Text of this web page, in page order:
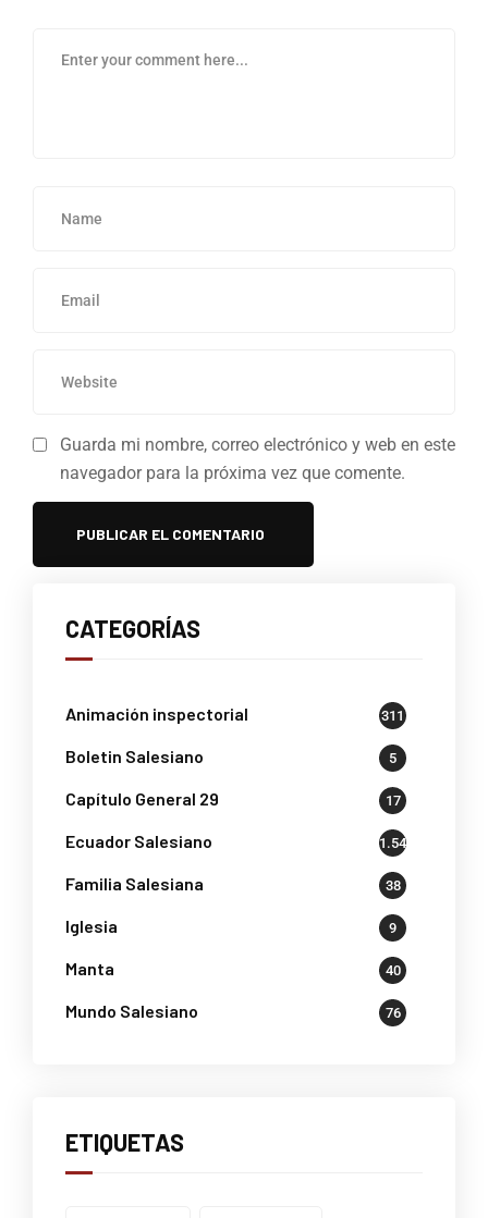
Guarda mi nombre, correo electrónico y web en este
navegador para la próxima vez que comente.
CATEGORÍAS
Animación inspectorial 311
Boletin Salesiano 5
Capítulo General 29 17
Ecuador Salesiano 1.541
Familia Salesiana 38
Iglesia 9
Manta 40
Mundo Salesiano 76
ETIQUETAS